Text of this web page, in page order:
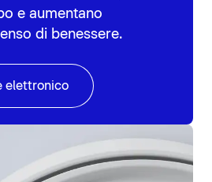
e aumentano
di benessere.
elettronico